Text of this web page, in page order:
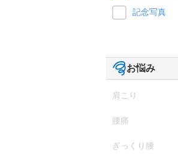
記念写真
お悩み
肩こり
腰痛
ぎっくり腰